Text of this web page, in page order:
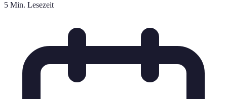
5 Min. Lesezeit